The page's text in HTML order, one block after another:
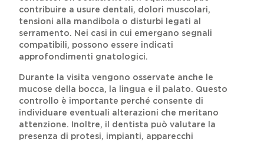
contribuire a usure dentali, dolori muscolari,
tensioni alla mandibola o disturbi legati al
serramento. Nei casi in cui emergano segnali
compatibili, possono essere indicati
approfondimenti gnatologici.
Durante la visita vengono osservate anche le
mucose della bocca, la lingua e il palato. Questo
controllo è importante perché consente di
individuare eventuali alterazioni che meritano
attenzione. Inoltre, il dentista può valutare la
presenza di protesi, impianti, apparecchi